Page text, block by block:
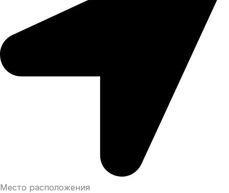
Место расположения